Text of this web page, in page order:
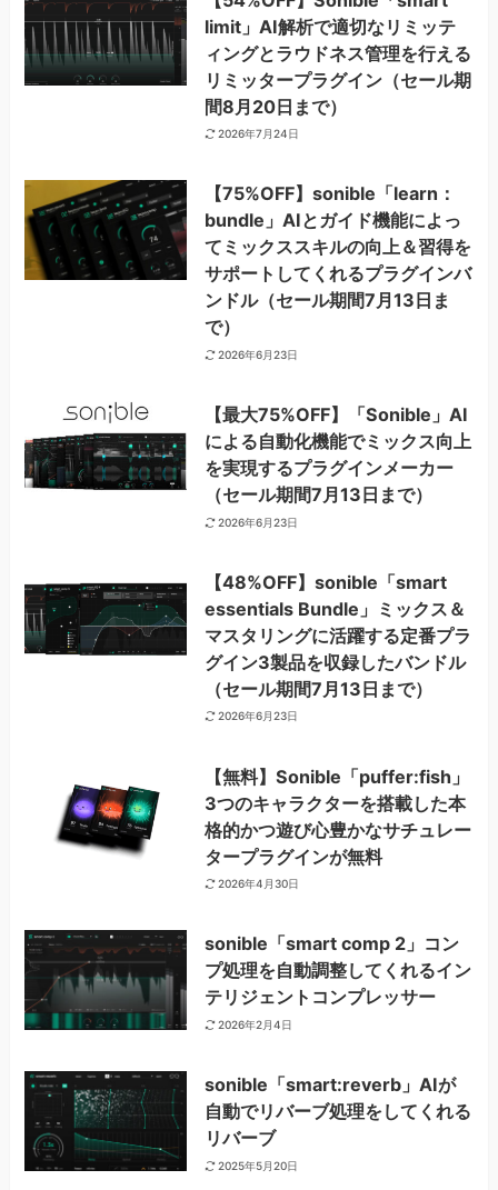
limit」AI解析で適切なリミッテ
ィングとラウドネス管理を行える
リミッタープラグイン（セール期
間8月20日まで）
2026年7月24日
【75%OFF】sonible「learn：
bundle」AIとガイド機能によっ
てミックススキルの向上＆習得を
サポートしてくれるプラグインバ
ンドル（セール期間7月13日ま
で）
2026年6月23日
【最大75%OFF】「Sonible」AI
による自動化機能でミックス向上
を実現するプラグインメーカー
（セール期間7月13日まで）
2026年6月23日
【48%OFF】sonible「smart
essentials Bundle」ミックス＆
マスタリングに活躍する定番プラ
グイン3製品を収録したバンドル
（セール期間7月13日まで）
2026年6月23日
【無料】Sonible「puffer:fish」
3つのキャラクターを搭載した本
格的かつ遊び心豊かなサチュレー
タープラグインが無料
2026年4月30日
sonible「smart comp 2」コン
プ処理を自動調整してくれるイン
テリジェントコンプレッサー
2026年2月4日
sonible「smart:reverb」AIが
自動でリバーブ処理をしてくれる
リバーブ
2025年5月20日